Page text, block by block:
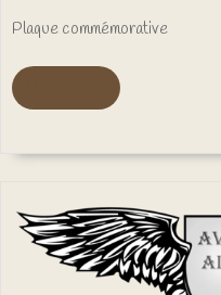
Plaque commémorative
Voir
plus